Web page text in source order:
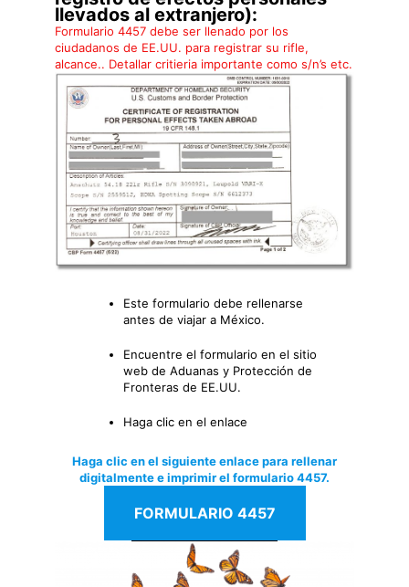
llevados al extranjero):
Formulario 4457 debe ser llenado por los
ciudadanos de EE.UU. para registrar su rifle,
alcance.. Detallar critieria importante como s/n’s etc.
Este formulario debe rellenarse
antes de viajar a México.
Encuentre el formulario en el sitio
web de Aduanas y Protección de
Fronteras de EE.UU.
Haga clic en el enlace
Haga clic en el siguiente enlace para rellenar
digitalmente e imprimir el formulario 4457.
FORMULARIO 4457